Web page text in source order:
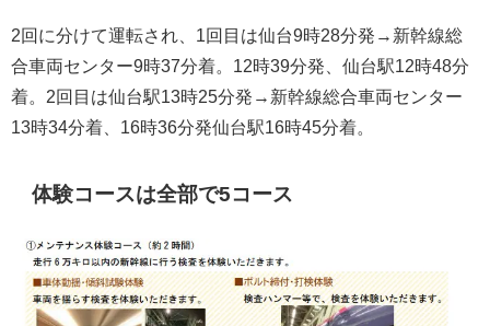
2回に分けて運転され、1回目は仙台9時28分発→新幹線総
合車両センター9時37分着。12時39分発、仙台駅12時48分
着。2回目は仙台駅13時25分発→新幹線総合車両センター
13時34分着、16時36分発仙台駅16時45分着。
体験コースは全部で5コース